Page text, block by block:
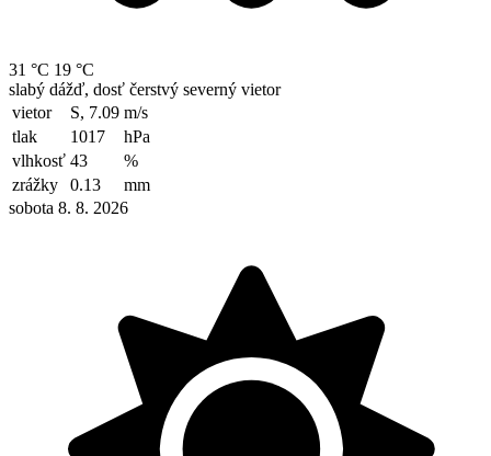
31 °C 19 °C
slabý dážď, dosť čerstvý severný vietor
vietor
S, 7.09 m/s
tlak
1017
hPa
vlhkosť 43
%
zrážky
0.13
mm
sobota 8. 8. 2026